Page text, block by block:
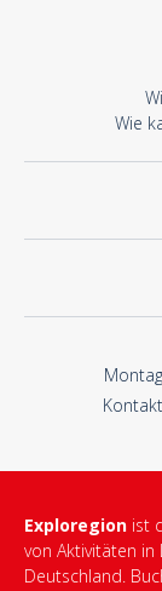
Wie
Exploregion ist
von Aktivitäten in
Deutschland.